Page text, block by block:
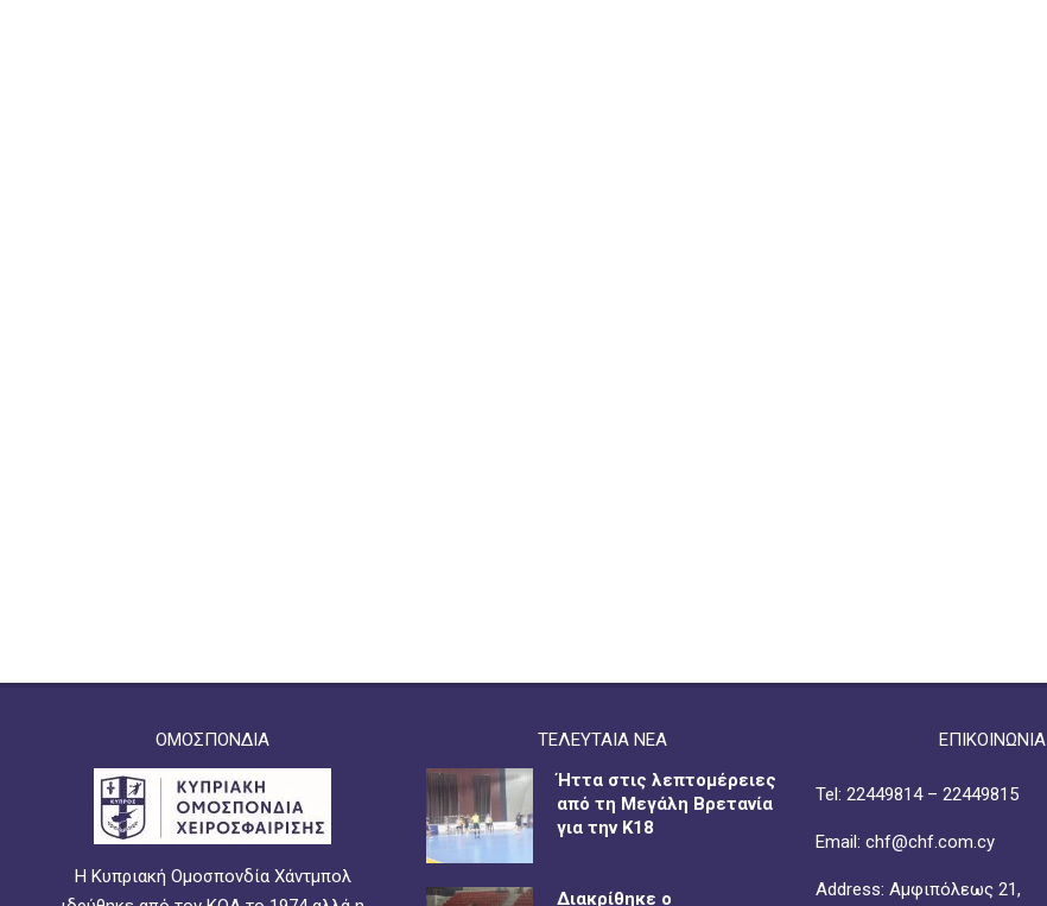
ΟΜΟΣΠΟΝΔΙΑ
Η Κυπριακή Ομοσπονδία Χάντμπολ
ΤΕΛΕΥΤΑΙΑ ΝΕΑ
Ήττα στις λεπτομέρειες
από τη Μεγάλη Βρετανία
για την Κ18
Διακρίθηκε ο
ΕΠΙΚΟΙΝΩΝΙΑ
Tel: 22449814 – 22449815
Email: chf@chf.com.cy
Address: Αμφιπόλεως 21,